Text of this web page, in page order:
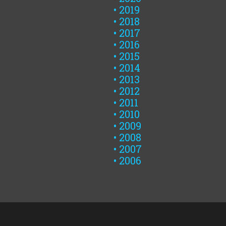
2019
2018
2017
2016
2015
2014
2013
2012
2011
2010
2009
2008
2007
2006